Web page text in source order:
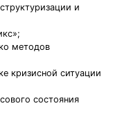
и
методов
кризисной ситуации
состояния